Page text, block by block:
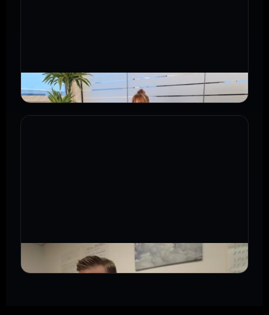
›Ausbilder über Salestastic
Ausbilder über Salestastic